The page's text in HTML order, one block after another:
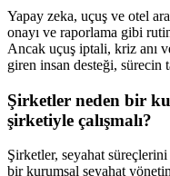
Yapay zeka, uçuş ve otel
onayı ve raporlama gibi
Ancak uçuş iptali, kriz anı
giren insan desteği, sürecin
Şirketler neden bir
şirketiyle çalışmalı?
Şirketler, seyahat
bir kurumsal seyahat